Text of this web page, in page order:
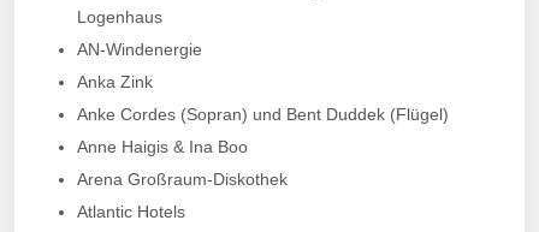
Logenhaus
AN-Windenergie
Anka Zink
Anke Cordes (Sopran) und Bent Duddek (Flügel)
Anne Haigis & Ina Boo
Arena Großraum-Diskothek
Atlantic Hotels